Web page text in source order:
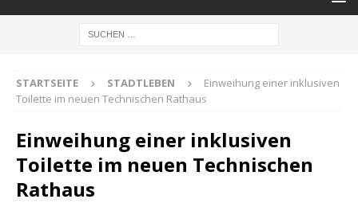
STARTSEITE STADTLEBEN
Einweihung einer inklusiven
Toilette im neuen Technischen Rathaus
Einweihung einer inklusiven
Toilette im neuen Technischen
Rathaus